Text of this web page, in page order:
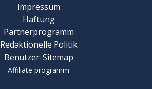
Impressum
Haftung
Partnerprogramm
Redaktionelle Politik
Benutzer-Sitemap
Affiliate programm